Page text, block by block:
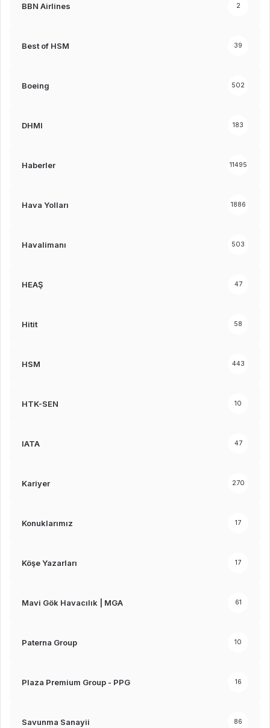
BBN Airlines 2
Best of HSM 39
Boeing 502
DHMI 183
Haberler 11495
Hava Yolları 1886
Havalimanı 503
HEAŞ 47
Hitit 58
HSM 443
HTK-SEN 10
IATA 47
Kariyer 270
Konuklarımız 17
Köşe Yazarları 17
Mavi Gök Havacılık | MGA 61
Paterna Group 10
Plaza Premium Group - PPG 16
Savunma Sanayii 86